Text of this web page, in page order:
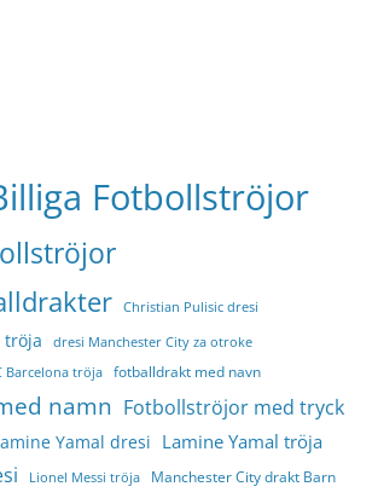
Fotbollströjor
Christian Pulisic dresi
tröja dresi Manchester City za otroke
Barcelona tröja fotballdrakt med navn
namn Fotbollströjor med tryck
Yamal dresi Lamine Yamal tröja
Lionel Messi tröja Manchester City drakt Barn